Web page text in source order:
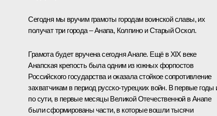
Сегодня мы вручим грамоты городам воинской славы, их
получат три города – Анапа, Колпино и Старый Оскол.
Грамота будет вручена сегодня Анапе. Ещё в XIX веке
Анапская крепость была одним из южных форпостов
Российского государства и оказала стойкое сопротивление
захватчикам в период русско-турецких войн. В первые годы
по сути, в первые месяцы Великой Отечественной в Анапе
были сформированы части, в которые вошли тысячи